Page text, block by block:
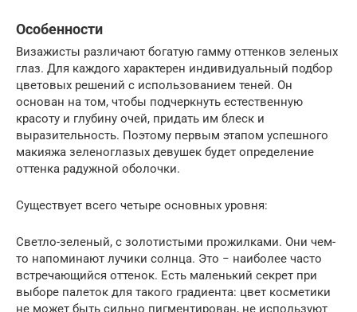
Особенности
Визажисты различают богатую гамму оттенков зеленых
глаз. Для каждого характерен индивидуальный подбор
цветовых решений с использованием теней. Он
основан на том, чтобы подчеркнуть естественную
красоту и глубину очей, придать им блеск и
выразительность. Поэтому первым этапом успешного
макияжа зеленоглазых девушек будет определение
оттенка радужной оболочки.
Существует всего четыре основных уровня:
Светло-зеленый, с золотистыми прожилками. Они чем-
то напоминают лучики солнца. Это − наиболее часто
встречающийся оттенок. Есть маленький секрет при
выборе палеток для такого градиента: цвет косметики
не может быть сильно пигментирован, не используют